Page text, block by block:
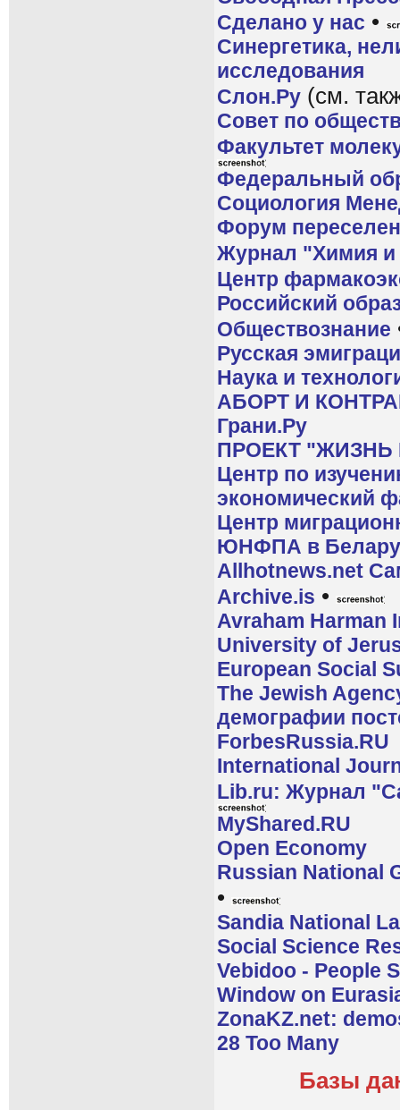
Сделано у нас •
Синергетика,
исследования
Слон.Ру (см.
Совет по
Факультет
Федеральный
Социология
Форум
Журнал "Химия и
Центр
Российский
Обществознание
Русская
Наука и
АБОРТ И
Грани.Ру
ПРОЕКТ "ЖИЗНЬ
Центр по
экономический
Центр
ЮНФПА в
Allhotnews.net
Archive.is •
Avraham Harman
University of
European Social
The Jewish
демографии
ForbesRussia.RU
International
Lib.ru: Журнал
MyShared.RU
Open Economy
Russian National
•
Sandia National
Social Science
Vebidoo - People
Window on
ZonaKZ.net:
28 Too Many
Базы